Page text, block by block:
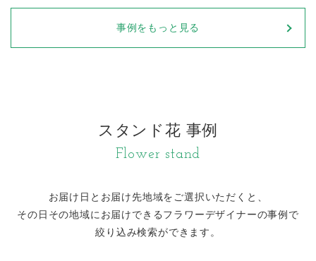
事例をもっと見る
スタンド花 事例
Flower stand
お届け日とお届け先地域をご選択いただくと、
その日その地域にお届けできるフラワーデザイナーの事例で
絞り込み検索ができます。